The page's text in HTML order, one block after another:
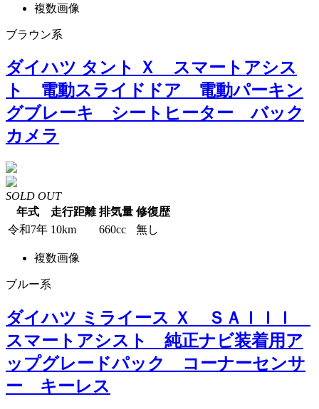
複数画像
ブラウン系
ダイハツ タント Ｘ スマートアシス
ト 電動スライドドア 電動パーキン
グブレーキ シートヒーター バック
カメラ
SOLD OUT
年式
走行距離 排気量 修復歴
令和7年 10km 660cc 無し
複数画像
ブルー系
ダイハツ ミライース Ｘ ＳＡＩＩＩ
スマートアシスト 純正ナビ装着用ア
ップグレードパック コーナーセンサ
ー キーレス